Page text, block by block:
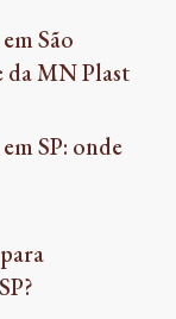
São
da MN Plast
SP: onde